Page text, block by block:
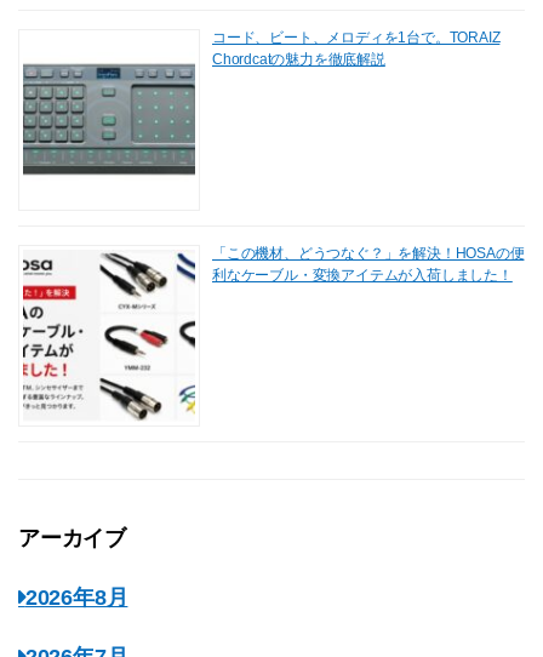
コード、ビート、メロディを1台で。TORAIZ
Chordcatの魅力を徹底解説
「この機材、どうつなぐ？」を解決！HOSAの便
利なケーブル・変換アイテムが入荷しました！
アーカイブ
2026年8月